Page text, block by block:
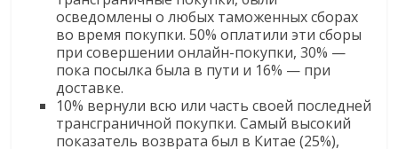
осведомлены о любых таможенных сборах
во время покупки. 50% оплатили эти сборы
при совершении онлайн-покупки, 30% —
пока посылка была в пути и 16% — при
доставке.
10% вернули всю или часть своей последней
трансграничной покупки. Самый высокий
показатель возврата был в Китае (25%),